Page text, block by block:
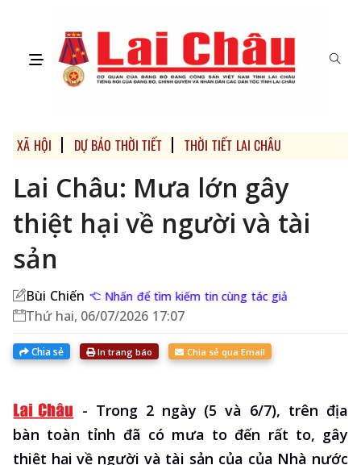
XÃ HỘI DỰ BÁO THỜI TIẾT THỜI TIẾT LAI CHÂU
Lai Châu: Mưa lớn gây
thiệt hại về người và tài
sản
Bùi Chiến Nhấn để tìm kiếm tin cùng tác giả
Thứ hai, 06/07/2026 17:07
Chia sẻ In trang báo Chia sẻ qua Email
- Trong 2 ngày (5 và 6/7), trên địa
bàn toàn tỉnh đã có mưa to đến rất to, gây
thiệt hại về người và tài sản của của Nhà nước